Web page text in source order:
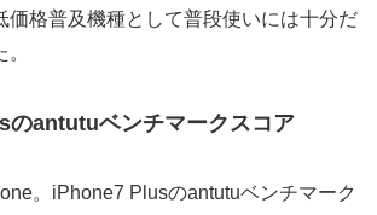
価格普及機種として普段使いには十分だ
のantutuベンチマークスコア
。iPhone7 Plusのantutuベンチマーク